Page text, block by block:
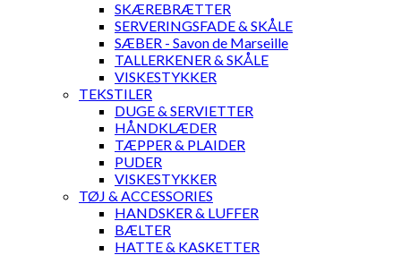
SKÆREBRÆTTER
SERVERINGSFADE & SKÅLE
SÆBER - Savon de Marseille
TALLERKENER & SKÅLE
VISKESTYKKER
TEKSTILER
DUGE & SERVIETTER
HÅNDKLÆDER
TÆPPER & PLAIDER
PUDER
VISKESTYKKER
TØJ & ACCESSORIES
HANDSKER & LUFFER
BÆLTER
HATTE & KASKETTER